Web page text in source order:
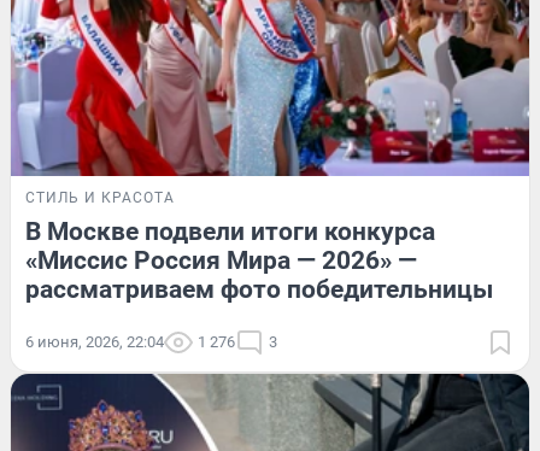
СТИЛЬ И КРАСОТА
В Москве подвели итоги конкурса
«Миссис Россия Мира — 2026» —
рассматриваем фото победительницы
6 июня, 2026, 22:04 1 276 3